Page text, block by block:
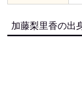
加藤梨里香の出